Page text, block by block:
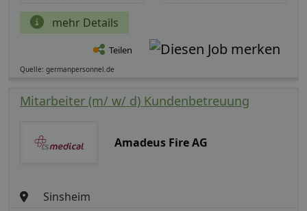
mehr Details
Teilen
Quelle: germanpersonnel.de
Mitarbeiter (m/ w/ d) Kundenbetreuung
Amadeus Fire AG
Sinsheim